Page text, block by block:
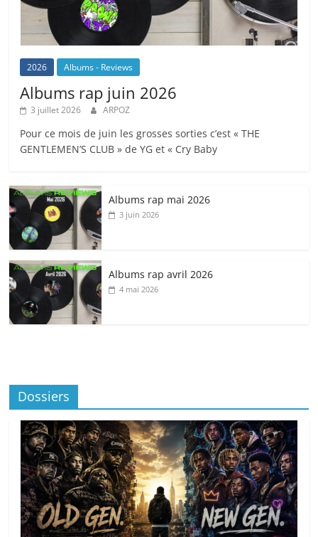
2026 Albums - Reviews
Albums rap juin 2026
3 juillet 2026 ARPOZ
Pour ce mois de juin les grosses sorties c’est « THE
GENTLEMEN’S CLUB » de YG et « Cry Baby
Albums rap mai 2026
3 juin 2026
Albums rap avril 2026
4 mai 2026
Dossiers